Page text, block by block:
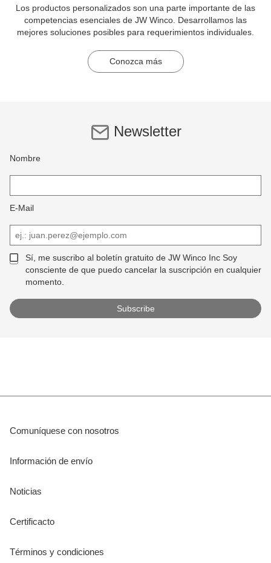
Los productos personalizados son una parte importante de las
competencias esenciales de JW Winco. Desarrollamos las
mejores soluciones posibles para requerimientos individuales.
Conozca más
Newsletter
Nombre
E-Mail
Sí, me suscribo al boletín gratuito de JW Winco Inc Soy
consciente de que puedo cancelar la suscripción en cualquier
momento.
Comuníquese con nosotros
Información de envío
Noticias
Certificacto
Términos y condiciones